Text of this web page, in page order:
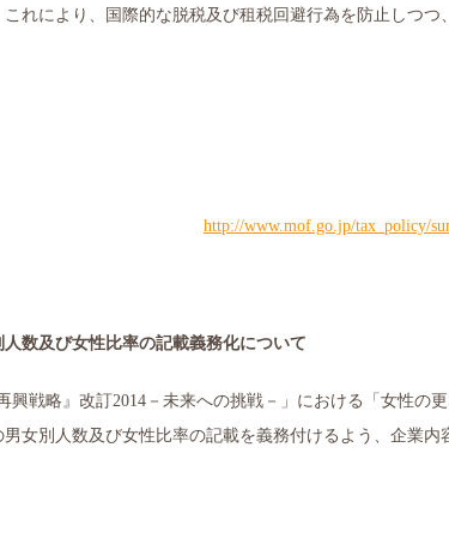
れにより、国際的な脱税及び租税回避行為を防止しつ
http://www.mof.go.jp/tax_policy/
数及び女性比率の記載義務化について
興戦略』改訂2014 －未来への挑戦－」における「女性の
女別人数及び女性比率の記載を義務付けるよう、企業